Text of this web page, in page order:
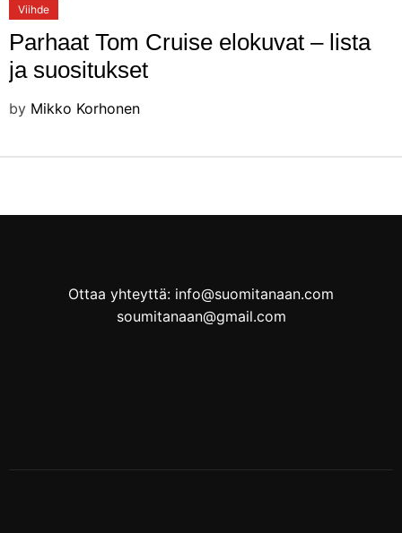
Viihde
Parhaat Tom Cruise elokuvat – lista
ja suositukset
by Mikko Korhonen
Ottaa yhteyttä: info@suomitanaan.com
soumitanaan@gmail.com